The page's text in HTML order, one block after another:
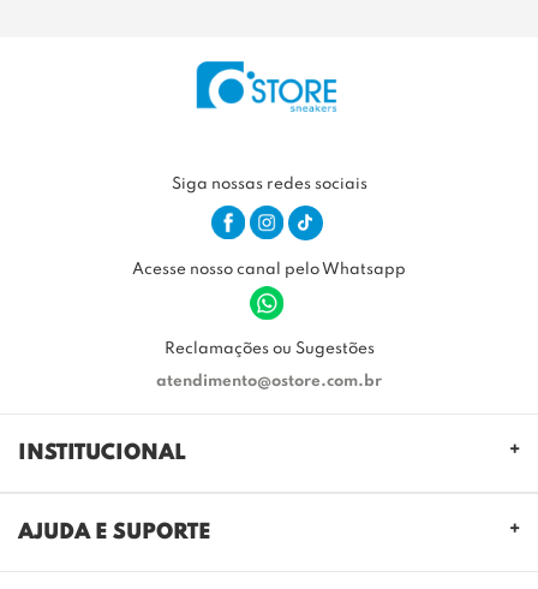
Siga nossas redes sociais
Acesse nosso canal pelo Whatsapp
Reclamações ou Sugestões
atendimento@ostore.com.br
INSTITUCIONAL
AJUDA E SUPORTE